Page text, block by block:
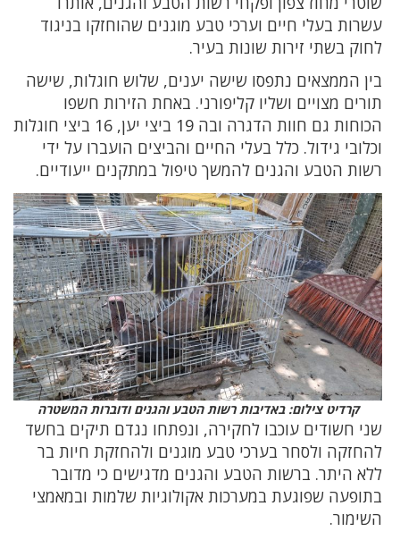
עשרות בעלי חיים וערכי טבע מוגנים שהוחזקו בניגוד
לחוק בשתי זירות שונות בעיר.
בין הממצאים נתפסו שישה יענים, שלוש חוגלות, שישה
תורים מצויים ושליו קליפורני. באחת הזירות חשפו
הכוחות גם חוות הדגרה ובה 19 ביצי יען, 16 ביצי חוגלות
וכלובי גידול. כלל בעלי החיים והביצים הועברו על ידי
רשות הטבע והגנים להמשך טיפול במתקנים ייעודיים.
קרדיט צילום: באדיבות רשות הטבע והגנים ודוברות המשטרה
שני חשודים עוכבו לחקירה, ונפתחו נגדם תיקים בחשד
להחזקה ולסחר בערכי טבע מוגנים ולהחזקת חיות בר
ללא היתר. ברשות הטבע והגנים מדגישים כי מדובר
בתופעה שפוגעת במערכות אקולוגיות שלמות ובמאמצי
השימור.